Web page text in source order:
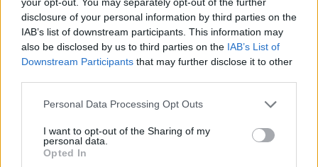
disclosure of your personal information by third parties on the
IAB’s list of downstream participants. This information may
also be disclosed by us to third parties on the IAB’s List of
Downstream Participants that may further disclose it to other
Please note that this website/app uses one or more Google
not limited to your visit or usage behaviour. You may click to
grant or deny consent to Google and its third-party tags to
use your data for below specified purposes in below Google
Personal Data Processing Opt Outs
I want to opt-out of the Sharing of my
personal data.
Opted In
Metall hohe Einnahmen generieren würde, sei unwahr Da die
Münzen aus einer speziellen Legierung geprägt werden,
sollten ihre Bestandteile zuerst getrennt werden, was
technologisch nicht einfach ist, und es ist auch nicht billig
Daher könnte die MNB die Münzen nur für einen Bruchteil
Entscheidung wäre, was uns die niedrigste Münze sein wird,
Kommt ein neuer Forint-Schein?